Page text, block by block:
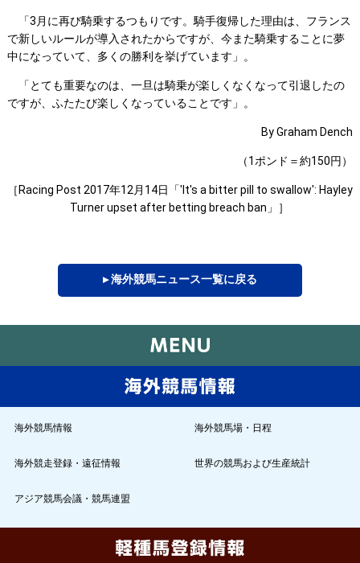
「3月に再び騎乗するつもりです。騎手復帰した理由は、フランス
で新しいルールが導入されたからですが、今また騎乗することに夢
中になっていて、多くの勝利を挙げています」。
「とても重要なのは、一旦は騎乗が楽しくなくなって引退したの
ですが、ふたたび楽しくなっていることです」。
By Graham Dench
（1ポンド＝約150円）
［Racing Post 2017年12月14日「'It's a bitter pill to swallow': Hayley
Turner upset after betting breach ban」］
▸ 海外競馬ニュース一覧に戻る
海外競馬情報 海外競馬場・日程
海外競走登録・遠征情報 世界の競馬および生産統計
アジア競馬会議・競馬連盟